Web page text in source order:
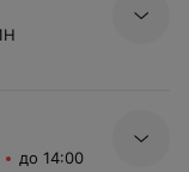
до 14:00